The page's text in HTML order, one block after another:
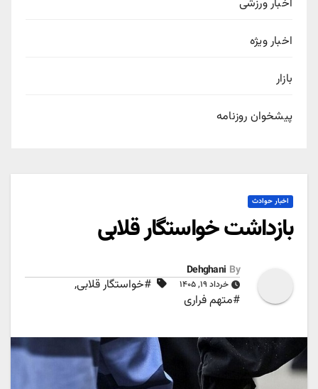
اخبار ورزشی
اخبار ویژه
بازار
پیشخوان روزنامه
اخبار حوادث
بازداشت خواستگار قلابی
By
Dehghani
خرداد ۱۹, ۱۴۰۵ #خواستگار قلابی,
#متهم فراری